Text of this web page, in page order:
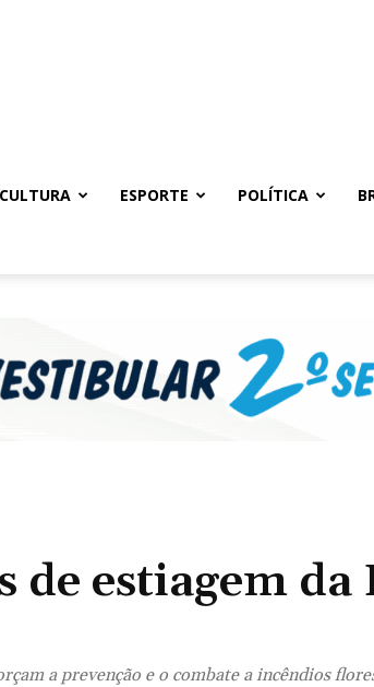
CULTURA ESPORTE POLÍTICA
estiagem da
a prevenção e o combate a incêndios